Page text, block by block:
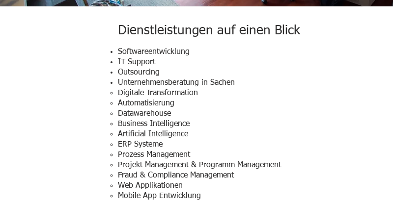
Dienstleistungen auf einen Blick
Softwareentwicklung
IT Support​​
Outsourcing
Unternehmensberatung in Sachen
Digitale Transformation​
Automatisierung
Datawarehouse
Business Intelligence
Artificial Intelligence
ERP Systeme
Prozess Management
Projekt Management & Programm Management
Fraud & Compliance Management
Web Applikationen
Mobile App Entwicklung